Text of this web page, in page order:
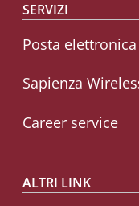
SERVIZI
Posta elettronica
Sapienza
Career service
ALTRI LINK